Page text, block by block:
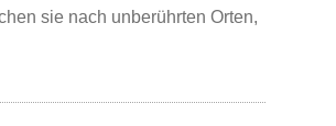
sie nach unberührten Orten,